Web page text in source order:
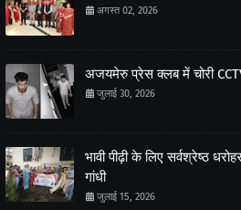
अगस्त 02, 2026
अजयमेरु प्रेस क्लब में चोरी
जुलाई 30, 2026
भावी पीढ़ी के लिए सर्वश्रेष्ठ
गांधी
जुलाई 15, 2026